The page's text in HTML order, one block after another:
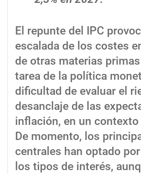
El repunte del IPC
escalada de los costes
de otras materias
tarea de la política
dificultad de evaluar el
desanclaje de las
inflación, en un
De momento, los
centrales han optado
los tipos de interés,